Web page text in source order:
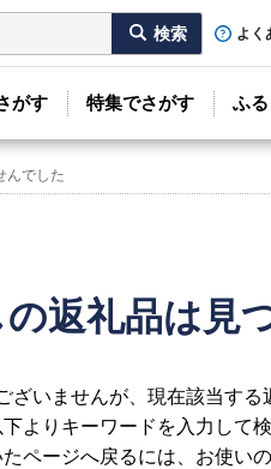
よく
がす 特集でさがす ふ
んでした
返礼品は見
ざいませんが、現在該当する
よりキーワードを入力して
ページへ戻るには、お使い